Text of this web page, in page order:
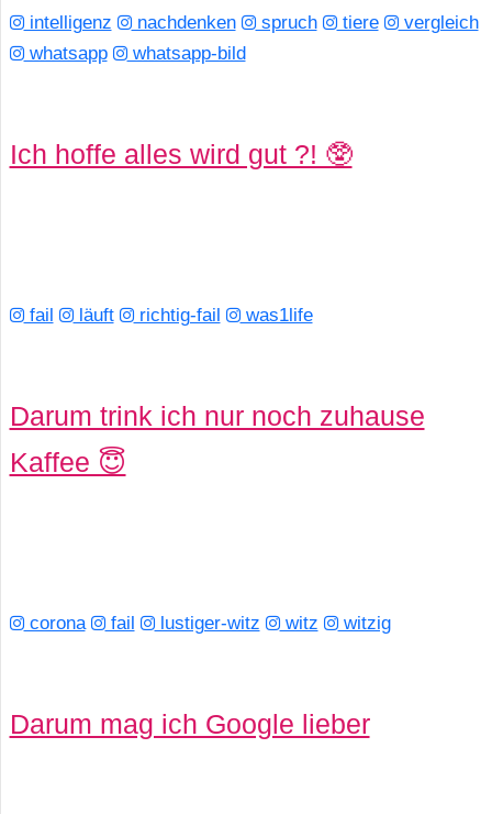
intelligenz nachdenken spruch tiere
vergleich
whatsapp
whatsapp-bild
Ich hoffe alles wird gut ?! 🥸
fail läuft richtig-fail was1life
Darum trink ich nur noch zuhause
Kaffee 😇
corona fail lustiger-witz witz witzig
Darum mag ich Google lieber